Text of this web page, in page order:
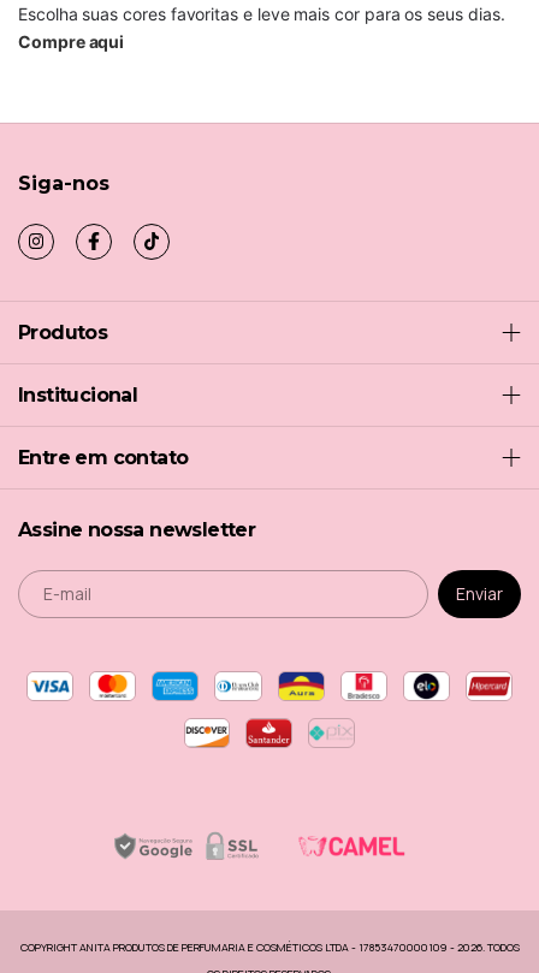
Compre aqui
Siga-nos
Produtos
Institucional
Entre em contato
Assine nossa newsletter
COPYRIGHT ANITA PRODUTOS DE PERFUMARIA E COSMÉTICOS LTDA - 17853470000109 - 2026. TODOS